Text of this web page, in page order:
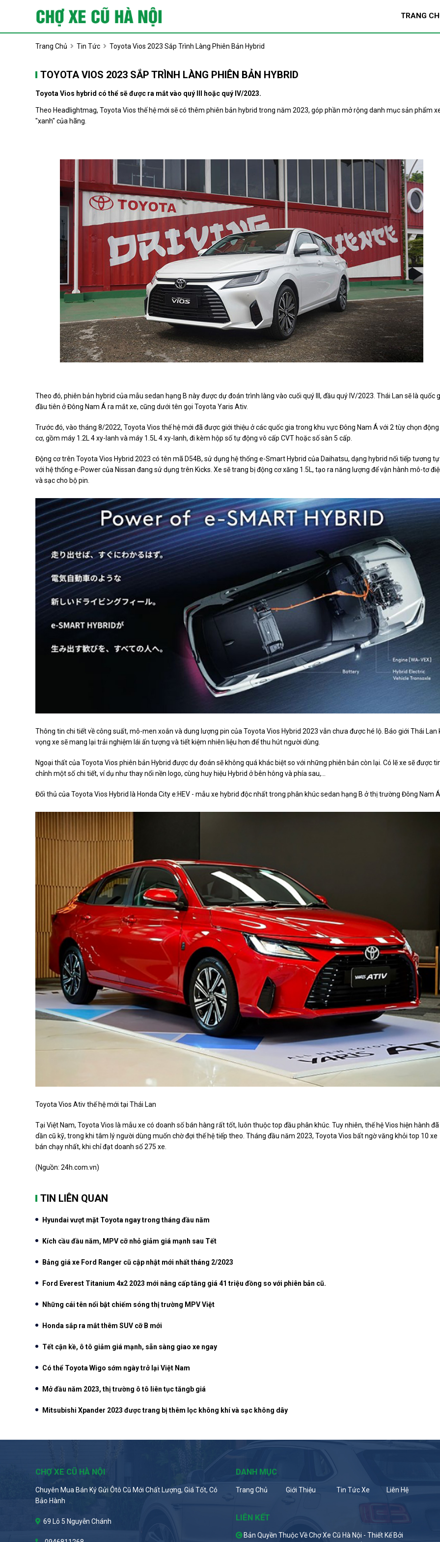
TRANG
Trang Chủ Tin Tức Toyota Vios 2023 Sắp Trình Làng Phiên Bản Hybrid
TOYOTA VIOS 2023 SẮP TRÌNH LÀNG PHIÊN BẢN HYBRID
Toyota Vios hybrid có thể sẽ được ra mắt vào quý III hoặc quý IV/2023.
Theo Headlightmag, Toyota Vios thế hệ mới sẽ có thêm phiên bản hybrid trong năm 2023, góp phần mở rộng danh mục sản phẩm
"xanh" của hãng.
Theo đó, phiên bản hybrid của mẫu sedan hạng B này được dự đoán trình làng vào cuối quý III, đầu quý IV/2023. Thái Lan sẽ là quốc
đầu tiên ở Đông Nam Á ra mắt xe, cũng dưới tên gọi Toyota Yaris Ativ.
Trước đó, vào tháng 8/2022, Toyota Vios thế hệ mới đã được giới thiệu ở các quốc gia trong khu vực Đông Nam Á với 2 tùy chọn động
cơ, gồm máy 1.2L 4 xy-lanh và máy 1.5L 4 xy-lanh, đi kèm hộp số tự động vô cấp CVT hoặc số sàn 5 cấp.
Động cơ trên Toyota Vios Hybrid 2023 có tên mã D54B, sử dụng hệ thống e-Smart Hybrid của Daihatsu, dạng hybrid nối tiếp tương tự
với hệ thống e-Power của Nissan đang sử dụng trên Kicks. Xe sẽ trang bị động cơ xăng 1.5L, tạo ra năng lượng để vận hành mô-tơ
và sạc cho bộ pin.
Thông tin chi tiết về công suất, mô-men xoắn và dung lượng pin của Toyota Vios Hybrid 2023 vẫn chưa được hé lộ. Báo giới Thái Lan
vọng xe sẽ mang lại trải nghiệm lái ấn tượng và tiết kiệm nhiên liệu hơn để thu hút người dùng.
Ngoại thất của Toyota Vios phiên bản Hybrid được dự đoán sẽ không quá khác biệt so với những phiên bản còn lại. Có lẽ xe sẽ được
chỉnh một số chi tiết, ví dụ như thay nổi nền logo, cùng huy hiệu Hybrid ở bên hông và phía sau,...
Đối thủ của Toyota Vios Hybrid là Honda City e:HEV - mẫu xe hybrid độc nhất trong phân khúc sedan hạng B ở thị trường Đông Nam
Toyota Vios Ativ thế hệ mới tại Thái Lan
Tại Việt Nam, Toyota Vios là mẫu xe có doanh số bán hàng rất tốt, luôn thuộc top đầu phân khúc. Tuy nhiên, thế hệ Vios hiện hành đã
dần cũ kỹ, trong khi tâm lý người dùng muốn chờ đợi thế hệ tiếp theo. Tháng đầu năm 2023, Toyota Vios bất ngờ văng khỏi top 10 xe
bán chạy nhất, khi chỉ đạt doanh số 275 xe.
(Nguồn: 24h.com.vn)
TIN LIÊN QUAN
Hyundai vượt mặt Toyota ngay trong tháng đầu năm
Kích cầu đầu năm, MPV cỡ nhỏ giảm giá mạnh sau Tết
Bảng giá xe Ford Ranger cũ cập nhật mới nhất tháng 2/2023
Ford Everest Titanium 4x2 2023 mới nâng cấp tăng giá 41 triệu đồng so với phiên bản cũ.
Những cái tên nổi bật chiếm sóng thị trường MPV Việt
Honda sắp ra mắt thêm SUV cỡ B mới
Tết cận kề, ô tô giảm giá mạnh, sẵn sàng giao xe ngay
Có thể Toyota Wigo sớm ngày trở lại Việt Nam
Mở đầu năm 2023, thị trường ô tô liên tục tăngb giá
Mitsubishi Xpander 2023 được trang bị thêm lọc không khí và sạc không dây
CHỢ XE CŨ HÀ NỘI
Chuyên Mua Bán Ký Gửi Ôtô Cũ Mới Chất Lượng, Giá Tốt, Có
Bảo Hành
69 Lô 5 Nguyễn Chánh
DANH MỤC
Trang Chủ Giới Thiệu Tin Tức Xe Liên Hệ
LIÊN KẾT
Bản Quyền Thuộc Về Chợ Xe Cũ Hà Nội - Thiết Kế Bởi